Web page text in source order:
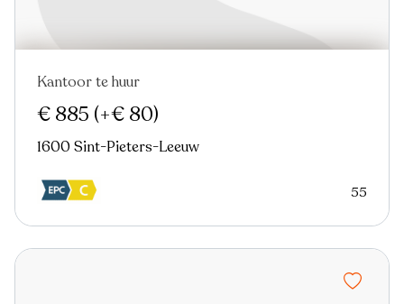
Kantoor te huur
€ 885 (+€ 80)
1600 Sint-Pieters-Leeuw
55